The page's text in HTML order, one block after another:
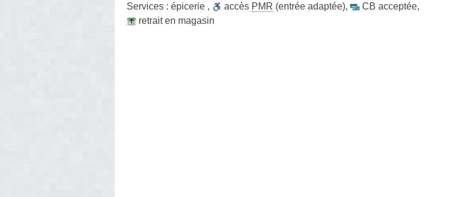
Services : épicerie , accès PMR (entrée adaptée), CB acceptée,
retrait en magasin